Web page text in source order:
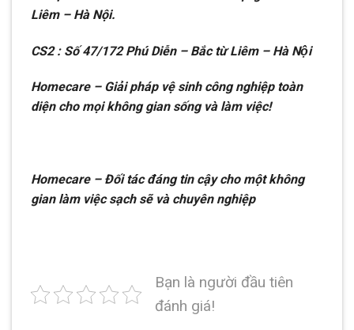
Liêm – Hà Nội.
CS2 : Số 47/172 Phú Diễn – Bắc từ Liêm – Hà Nội
Homecare – Giải pháp vệ sinh công nghiệp toàn
diện cho mọi không gian sống và làm việc!
Homecare – Đối tác đáng tin cậy cho một không
gian làm việc sạch sẽ và chuyên nghiệp
Bạn là người đầu tiên
đánh giá!